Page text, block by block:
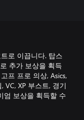
로 이끕니다. 탑스
추가 보상을 획득
프 프로 의상, Asics,
VC, XP 부스트, 경기
엄 보상을 획득할 수